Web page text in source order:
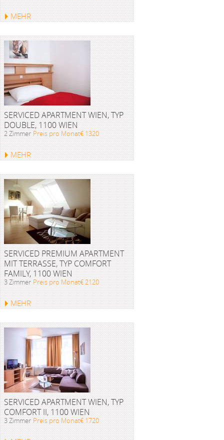
MEHR
SERVICED APARTMENT WIEN, TYP
DOUBLE, 1100 WIEN
2 Zimmer Preis pro Monat€ 1320
MEHR
SERVICED PREMIUM APARTMENT
MIT TERRASSE, TYP COMFORT
FAMILY, 1100 WIEN
3 Zimmer Preis pro Monat€ 2120
MEHR
SERVICED APARTMENT WIEN, TYP
COMFORT II, 1100 WIEN
3 Zimmer Preis pro Monat€ 1720